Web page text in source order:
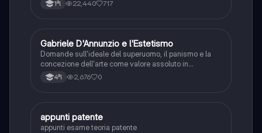
1ªl 22,440 717
GItaliano
Gabriele D'Annunzio e l'Estetismo
Domande sull'ideale del superuomo, il panismo e la
concezione dell'arte come valore assoluto in
D'Annunzio.
4ªl 2,676 0
Altro
appunti patente
appunti esame teoria patente